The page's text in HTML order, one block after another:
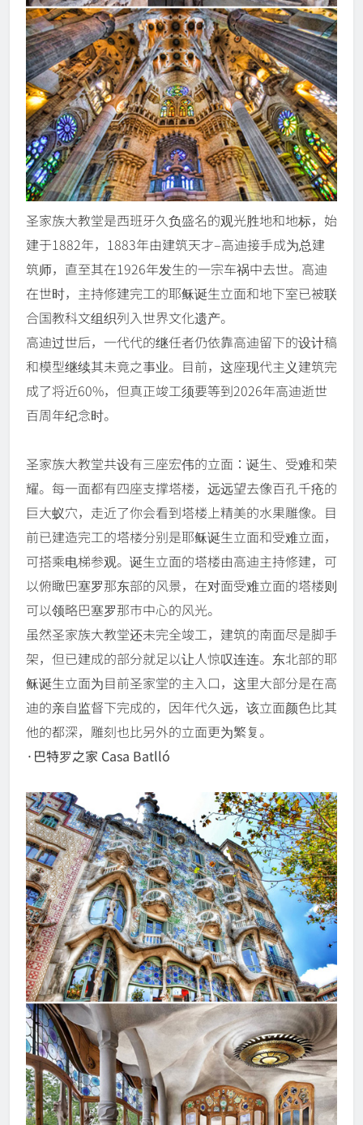
圣家族大教堂是西班牙久负盛名的观光胜地和地标，始
建于1882年，1883年由建筑天才–高迪接手成为总建
筑师，直至其在1926年发生的一宗车祸中去世。高迪
在世时，主持修建完工的耶稣诞生立面和地下室已被联
合国教科文组织列入世界文化遗产。
高迪过世后，一代代的继任者仍依靠高迪留下的设计稿
和模型继续其未竟之事业。目前，这座现代主义建筑完
成了将近60%，但真正竣工须要等到2026年高迪逝世
百周年纪念时。
圣家族大教堂共设有三座宏伟的立面：诞生、受难和荣
耀。每一面都有四座支撑塔楼，远远望去像百孔千疮的
巨大蚁穴，走近了你会看到塔楼上精美的水果雕像。目
前已建造完工的塔楼分别是耶稣诞生立面和受难立面，
可搭乘电梯参观。诞生立面的塔楼由高迪主持修建，可
以俯瞰巴塞罗那东部的风景，在对面受难立面的塔楼则
可以领略巴塞罗那市中心的风光。
虽然圣家族大教堂还未完全竣工，建筑的南面尽是脚手
架，但已建成的部分就足以让人惊叹连连。东北部的耶
稣诞生立面为目前圣家堂的主入口，这里大部分是在高
迪的亲自监督下完成的，因年代久远，该立面颜色比其
他的都深，雕刻也比另外的立面更为繁复。
·巴特罗之家 Casa Batlló